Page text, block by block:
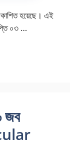
হয়েছে। এই
০৩ …
জব